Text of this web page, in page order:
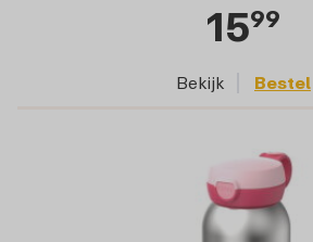
1599
Bekijk Bestel